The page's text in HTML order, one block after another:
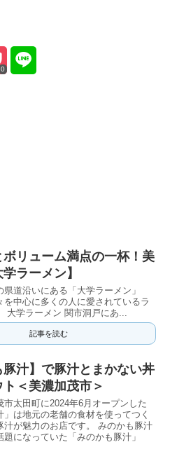
0
リューム満点の一杯！美
ラーメン】
道沿いにある「大学ラーメン」
を中心に多くの人に愛されているラ
大学ラーメン 関市洞戸にあ...
記事を読む
豚汁】で豚汁とまかない丼
＜美濃加茂市＞
市太田町に2024年6月オープンした
」は地元の老舗の食材を使ってつく
汁が魅力のお店です。 みのかも豚汁
題になっていた「みのかも豚汁」